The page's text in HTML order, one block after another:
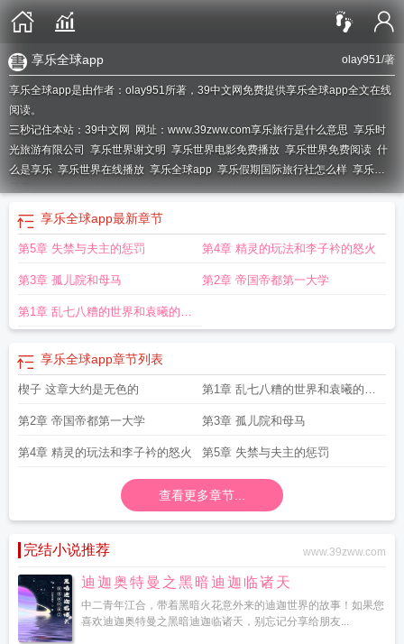
olay951/著
享乐全球app
享乐全球app是由作者：olay951所著，39中文网免费提供享乐全球app全文在线
阅读。
三秒记住本站：39中文网 网址：www.39zww.com享乐旅行是什么意思 享乐时
光旅游有限公司 享乐世界谢文明 享乐世界电影免费播放 享乐世界免费阅读 什
么是享乐 享乐世界在线播放 享乐全球app 享乐假期国际旅行社怎么样 享乐世
界是什么意思享乐全球享乐是什么意思?享乐叫什么名字享乐世界
olay951
享乐时光生活馆怎么样
享乐全球app最新章节
第5章 失禁与夫主的惩罚 第4章 精灵的玩法和李子衿的怒火
第3章 孤儿院和母马 第2章 帝国帝都第一大学
第1章 乱七八糟的世界和袁曦的怨
享乐全球app章节列表
楔子 这章大约是无色的 第1章 乱七八糟的世界和袁曦的怨
念
第2章 帝国帝都第一大学 第3章 孤儿院和母马
第4章 精灵的玩法和李子衿的怒火 第5章 失禁与夫主的惩罚
查看更多章节...
完结小说推荐 www.39zww.com
迪迦奥特曼之黑暗迪迦临诸天
中二青年江合，带着黑暗火花意外来的迪迦世界的故事！如果您
喜欢迪迦奥特曼之黑暗迪迦临诸天，别忘记分享给朋友...